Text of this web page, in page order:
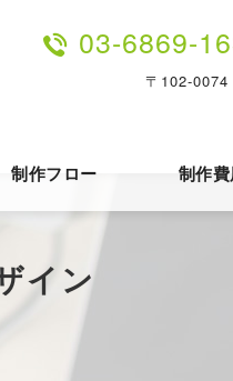
03-6869-
〒102-0074
制作フロー 制作費
イン